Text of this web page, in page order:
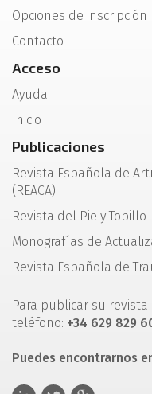
Opciones de inscripción
Contacto
Acceso
Ayuda
Inicio
Publicaciones
Revista Española de
(REACA)
Revista del Pie y Tobillo
Monografías de
Revista Española de
Para publicar su
teléfono: +34 629 829
Puedes encontrarnos